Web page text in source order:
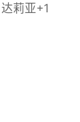
莉亚+1